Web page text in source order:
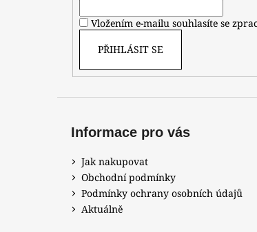
Vložením e-mailu souhlasíte se
PŘIHLÁSIT SE
Informace pro vás
Jak nakupovat
Obchodní podmínky
Podmínky ochrany osobních údajů
Aktuálně